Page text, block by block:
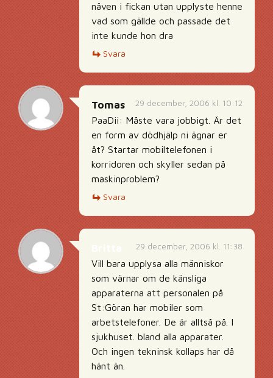
näven i fickan utan upplyste henne
vad som gällde och passade det
inte kunde hon dra
Svara
29 december, 2006 kl. 10:12
Tomas
PaaDii: Måste vara jobbigt. Är det
en form av dödhjälp ni ägnar er
åt? Startar mobiltelefonen i
korridoren och skyller sedan på
maskinproblem?
Svara
29 december, 2006 kl. 11:38
Vill bara upplysa alla människor
som värnar om de känsliga
apparaterna att personalen på
St:Göran har mobiler som
arbetstelefoner. De är alltså på. I
sjukhuset. bland alla apparater.
Och ingen tekninsk kollaps har då
hänt än.